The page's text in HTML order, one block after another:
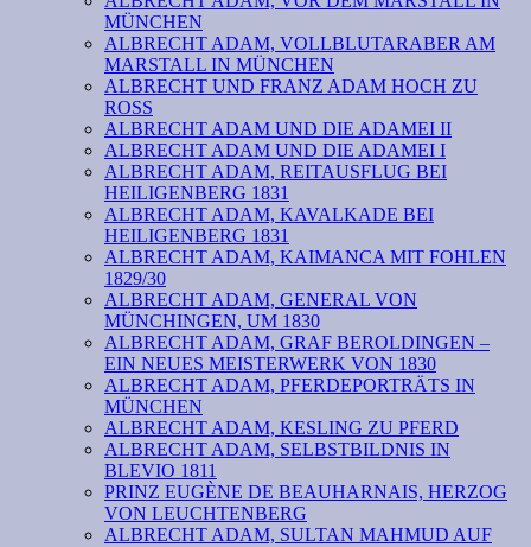
MÜNCHEN
ALBRECHT ADAM, VOLLBLUTARABER AM
MARSTALL IN MÜNCHEN
ALBRECHT UND FRANZ ADAM HOCH ZU
ROSS
ALBRECHT ADAM UND DIE ADAMEI II
ALBRECHT ADAM UND DIE ADAMEI I
ALBRECHT ADAM, REITAUSFLUG BEI
HEILIGENBERG 1831
ALBRECHT ADAM, KAVALKADE BEI
HEILIGENBERG 1831
ALBRECHT ADAM, KAIMANCA MIT FOHLEN
1829/30
ALBRECHT ADAM, GENERAL VON
MÜNCHINGEN, UM 1830
ALBRECHT ADAM, GRAF BEROLDINGEN –
EIN NEUES MEISTERWERK VON 1830
ALBRECHT ADAM, PFERDEPORTRÄTS IN
MÜNCHEN
ALBRECHT ADAM, KESLING ZU PFERD
ALBRECHT ADAM, SELBSTBILDNIS IN
BLEVIO 1811
PRINZ EUGÈNE DE BEAUHARNAIS, HERZOG
VON LEUCHTENBERG
ALBRECHT ADAM, SULTAN MAHMUD AUF